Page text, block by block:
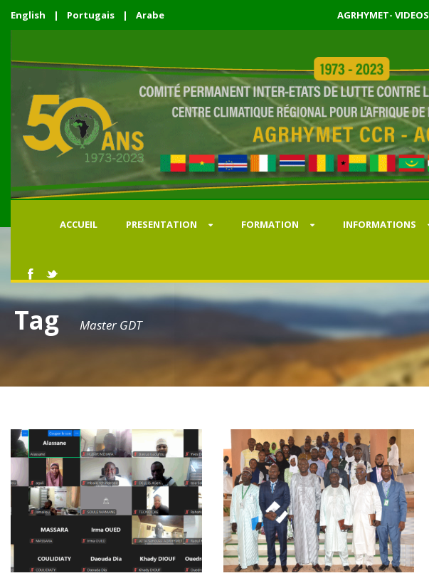
English | Portugais | Arabe AGRHYMET- VIDEOS
ACCUEIL PRESENTATION FORMATION INFORMATIONS
Tag Master GDT